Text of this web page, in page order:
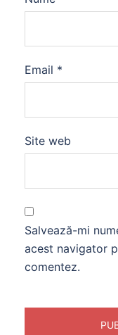
Email *
Site web
Salvează-mi
acest navigator
comentez.